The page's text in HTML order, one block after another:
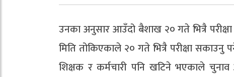
उनका अनुसार आउँदो बैशाख २० गते भित्रै
मिति तोकिएकाले २० गते भित्रै परीक्षा सकाउनु
शिक्षक र कर्मचारी पनि खटिने भएकाले चुनाव